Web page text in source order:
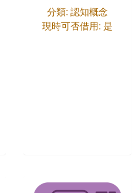
分類: 認知概念
現時可否借用: 是